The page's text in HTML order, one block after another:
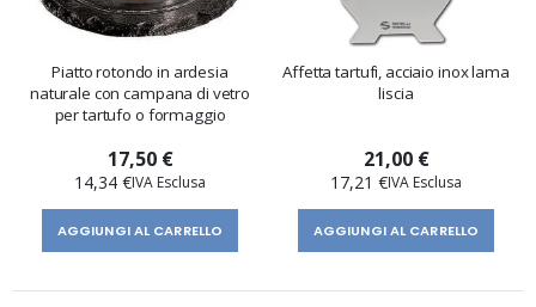
Piatto rotondo in ardesia
naturale con campana di vetro
per tartufo o formaggio
17,50 €
14,34 €
AGGIUNGI AL CARRELLO
Affetta tartufi, acciaio inox lama
liscia
21,00 €
17,21 €
AGGIUNGI AL CARRELLO